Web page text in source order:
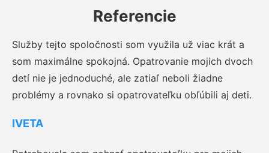
Referencie
Služby tejto spoločnosti som využila už viac krát a
som maximálne spokojná. Opatrovanie mojich dvoch
detí nie je jednoduché, ale zatiaľ neboli žiadne
problémy a rovnako si opatrovateľku obľúbili aj deti.
IVETA